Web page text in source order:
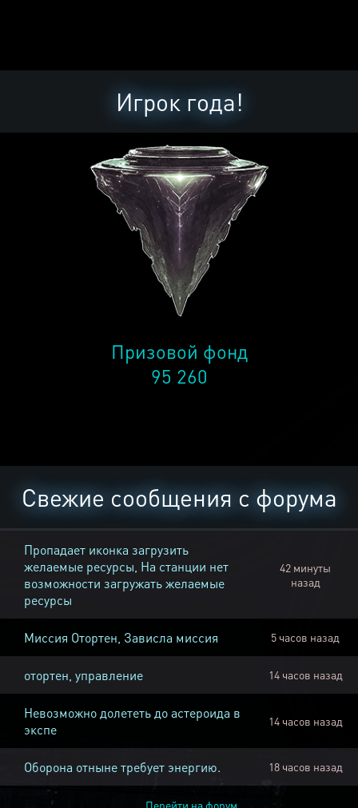
Игрок года!
Призовой фонд
95 260
Свежие сообщения с форума
Пропадает иконка загрузить
желаемые ресурсы, На станции нет
возможности загружать желаемые
ресурсы
42 минуты
назад
Миссия Отортен, Зависла миссия 5 часов назад
отортен, управление 14 часов назад
Невозможно долететь до астероида в
экспе
14 часов назад
Оборона отныне требует энергию. 18 часов назад